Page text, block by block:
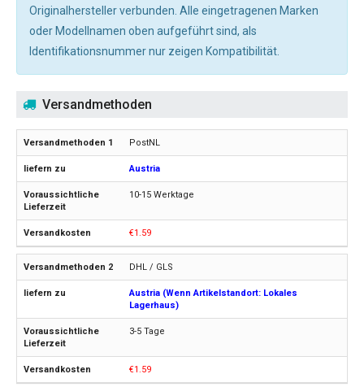
Originalhersteller verbunden. Alle eingetragenen Marken
oder Modellnamen oben aufgeführt sind, als
Identifikationsnummer nur zeigen Kompatibilität.
Versandmethoden
PostNL
Austria
10-15 Werktage
€1.59
DHL / GLS
Austria (Wenn Artikelstandort: Lokales
Lagerhaus)
3-5 Tage
€1.59